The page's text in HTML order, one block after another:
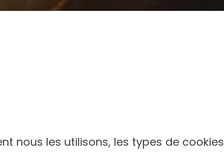
nous les utilisons, les types de cookies